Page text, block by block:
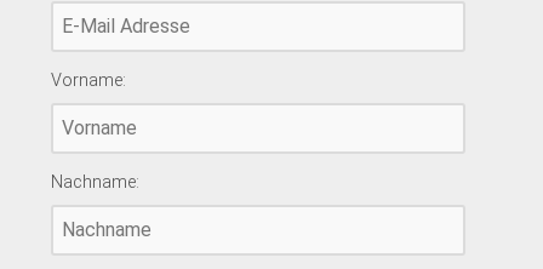
Vorname:
Nachname: